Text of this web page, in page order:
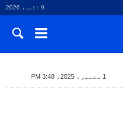
9 اگست، 2026
1 ستمبر، 2025، 3:48 PM